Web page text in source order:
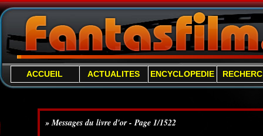
ACCUEIL ACTUALITES ENCYCLOPEDIE
» Messages du livre d'or - Page 1/1522